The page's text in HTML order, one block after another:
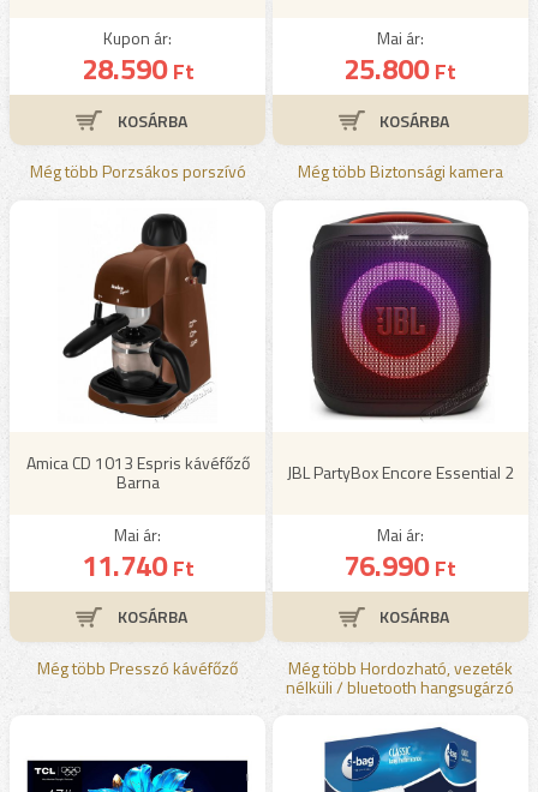
Kupon ár:
28.590Ft
Még több Porzsákos porszívó
Mai ár:
25.800Ft
Még több Biztonsági kamera
Amica CD 1013 Espris kávéfőző
Barna
Mai ár:
11.740Ft
Még több Presszó kávéfőző
JBL PartyBox Encore Essential 2
Mai ár:
76.990Ft
Még több Hordozható, vezeték
nélküli / bluetooth hangsugárzó